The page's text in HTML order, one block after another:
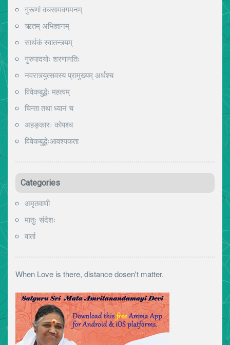
गुरूणां वचसामवगमनम्
ऋतम् अभिज्ञानम्
सार्थकं स्वातन्त्र्यम्
गुरुपादयोः शरणागतिः
नवरात्र्युत्सवस्य प्रामुख्यम् अर्थश्च
विवेकबुद्धेः महत्वम्
चिन्ता तथा ध्यानं च
अहङ्कारः कोपश्च
विवेकबुद्धेःआवश्यकता
Categories
अमृतवाणी
मातुः संदेशः
वार्ता
When Love is there, distance dosen't matter.